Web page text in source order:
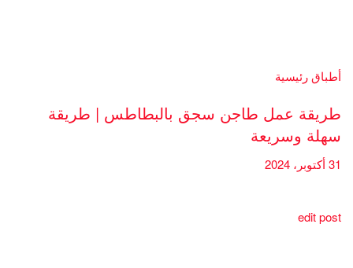
أطباق رئيسية
طريقة عمل طاجن سجق بالبطاطس | طريقة
سهلة وسريعة
31 أكتوبر، 2024
edit post